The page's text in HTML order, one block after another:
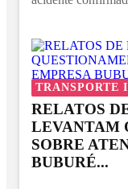
TRANSPORTE
RELATOS
LEVANTAM
SOBRE
BUBURÉ...